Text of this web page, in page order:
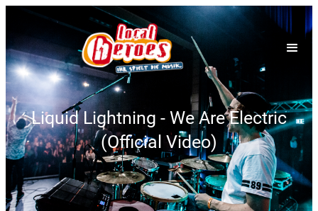
Liquid Lightning - We Are Electric
(Official Video)